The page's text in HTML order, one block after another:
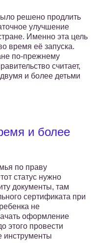
решено продлить
улучшение
Именно эта цель
время её запуска.
по-прежнему
считает,
и более детьми
и более
по праву
статус нужно
документы, там
сертификата при
не
оформление
этого провести
инструменты